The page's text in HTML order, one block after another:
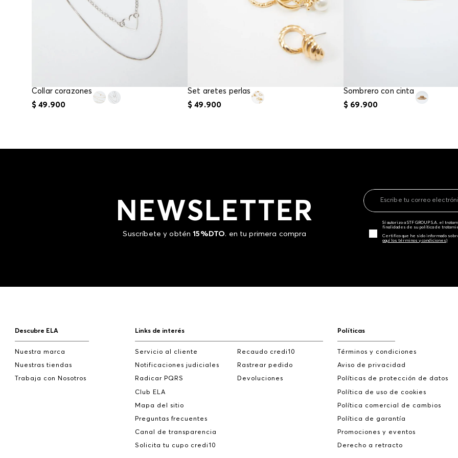
Collar corazones
$ 49.900
Set aretes perlas
$ 49.900
Sombrero con cinta
$ 69.900
NEWSLETTER
Suscríbete y obtén15%DTO. en tu primera compra
Sí autorizo a STF GROUP S.A. el
finalidades de su política de
Certifico que he sido informado
aquí los términos y condiciones)
Descubre ELA
Nuestra marca
Nuestras tiendas
Trabaja con Nosotros
Links de interés
Servicio al cliente
Notificaciones judiciales
Radicar PQRS
Club ELA
Mapa del sitio
Preguntas frecuentes
Canal de transparencia
Solicita tu cupo credi10
Recaudo credi10
Rastrear pedido
Devoluciones
Políticas
Términos y condiciones
Aviso de privacidad
Políticas de protección de datos
Política de uso de cookies
Política comercial de cambios
Política de garantía
Promociones y eventos
Derecho a retracto